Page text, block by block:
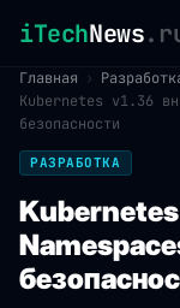
iTechNews
Главная ›
Kubernetes v1.36
безопасности
РАЗРАБОТКА
Kubernetes